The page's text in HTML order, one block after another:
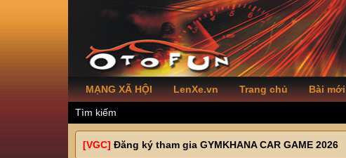
MẠNG XÃ HỘI LenXe.vn Trang chủ Bài mới
Tìm kiếm
[VGC] Đăng ký tham gia GYMKHANA CAR GAME 2026